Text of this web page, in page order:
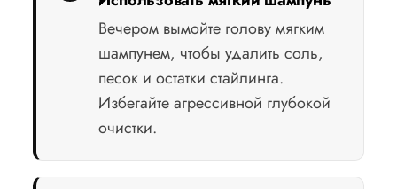
Вечером вымойте голову мягким
шампунем, чтобы удалить соль,
песок и остатки стайлинга.
Избегайте агрессивной глубокой
очистки.